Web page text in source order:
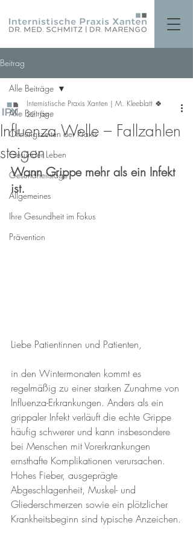
Beitrag
Alle Beiträge
Öffnungszeiten der Praxis
Gesünder Leben
Gesundheitstage
Allgemeines
Ihre Gesundheit im Fokus
Prävention
Alle Beiträge
Influenza Welle – Fallzahlen
steigen
Internistische Praxis Xanten | M. Kleeblatt 🍀
22. Jan.
Wann Grippe mehr als ein Infekt
ist.
Liebe Patientinnen und Patienten,
in den Wintermonaten kommt es
regelmäßig zu einer starken Zunahme von
Influenza-Erkrankungen. Anders als ein
grippaler Infekt verläuft die echte Grippe
häufig schwerer und kann insbesondere
bei Menschen mit Vorerkrankungen
ernsthafte Komplikationen verursachen.
Hohes Fieber, ausgeprägte
Abgeschlagenheit, Muskel- und
Gliederschmerzen sowie ein plötzlicher
Krankheitsbeginn sind typische Anzeichen.